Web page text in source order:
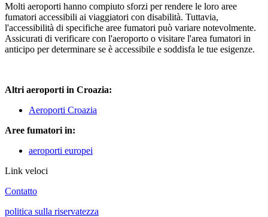
Molti aeroporti hanno compiuto sforzi per rendere le loro aree
fumatori accessibili ai viaggiatori con disabilità. Tuttavia,
l'accessibilità di specifiche aree fumatori può variare notevolmente.
Assicurati di verificare con l'aeroporto o visitare l'area fumatori in
anticipo per determinare se è accessibile e soddisfa le tue esigenze.
Altri aeroporti in Croazia:
Aeroporti Croazia
Aree fumatori in:
aeroporti europei
Link veloci
Contatto
politica sulla riservatezza